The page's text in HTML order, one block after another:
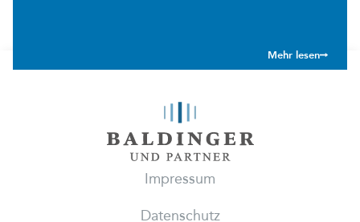
Mehr lesen
Impressum
Datenschutz